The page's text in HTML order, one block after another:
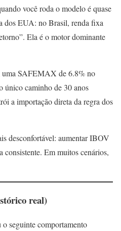
você roda o modelo é quase
dos EUA: no Brasil, renda fixa
Ela é o motor dominante
SAFEMAX de 6.8% no
único caminho de 30 anos
a importação direta da regra dos
desconfortável: aumentar IBOV
consistente. Em muitos cenários,
real)
seguinte comportamento